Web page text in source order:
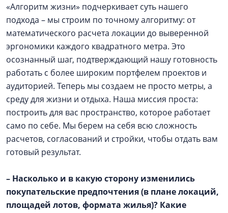
«Алгоритм жизни» подчеркивает суть нашего
подхода – мы строим по точному алгоритму: от
математического расчета локации до выверенной
эргономики каждого квадратного метра. Это
осознанный шаг, подтверждающий нашу готовность
работать с более широким портфелем проектов и
аудиторией. Теперь мы создаем не просто метры, а
среду для жизни и отдыха. Наша миссия проста:
построить для вас пространство, которое работает
само по себе. Мы берем на себя всю сложность
расчетов, согласований и стройки, чтобы отдать вам
готовый результат.
– Насколько и в какую сторону изменились
покупательские предпочтения (в плане локаций,
площадей лотов, формата жилья)? Какие